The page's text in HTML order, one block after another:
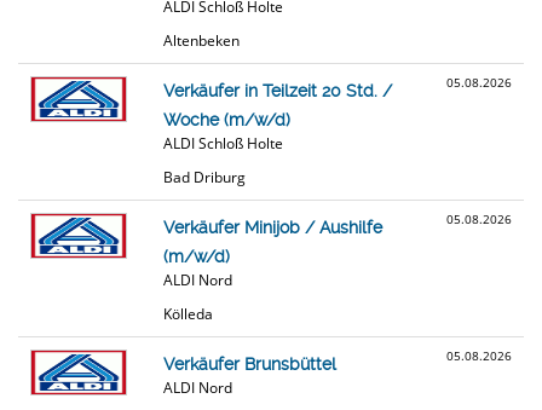
ALDI Schloß Holte
Altenbeken
05.08.2026
Verkäufer in Teilzeit 20 Std. /
Woche (m/w/d)
ALDI Schloß Holte
Bad Driburg
05.08.2026
Verkäufer Minijob / Aushilfe
(m/w/d)
ALDI Nord
Kölleda
05.08.2026
Verkäufer Brunsbüttel
ALDI Nord